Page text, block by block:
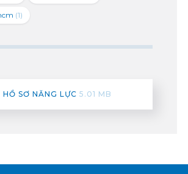
(1)
HỒ SƠ NĂNG LỰC 5.01 MB